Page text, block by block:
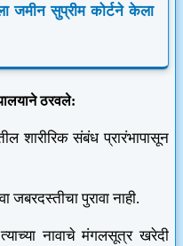
जमीन सुप्रीम कोर्टने केला
ठरवले:
शारीरिक संबंध प्रारंभापासून
जबरदस्तीचा पुरावा नाही.
नावाचे मंगलसूत्र खरेदी